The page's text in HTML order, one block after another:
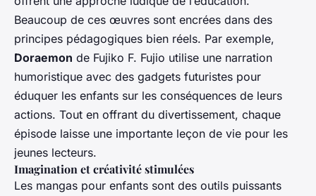
Beaucoup de ces œuvres sont encrées dans des
principes pédagogiques bien réels. Par exemple,
Doraemon de Fujiko F. Fujio utilise une narration
humoristique avec des gadgets futuristes pour
éduquer les enfants sur les conséquences de leurs
actions. Tout en offrant du divertissement, chaque
épisode laisse une importante leçon de vie pour les
jeunes lecteurs.
Imagination et créativité stimulées
Les mangas pour enfants sont des outils puissants